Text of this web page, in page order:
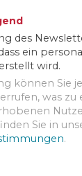
des
ein
wird.
können Sie
was zu
Sie in
.